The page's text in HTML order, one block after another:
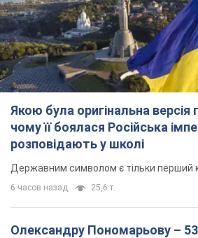
Якою була оригінальна версія
чому її боялася Російська
розповідають у школі
Державним символом є тільки перший
6 часов назад 25,6 т.
Олександру Пономарьову –